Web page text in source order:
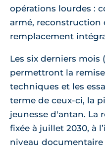
opérations lourdes :
armé, reconstruction
remplacement
Les six derniers
permettront la
techniques et les
terme de ceux-ci, la
jeunesse d'antan. La
fixée à juillet 2030, à
niveau documentaire